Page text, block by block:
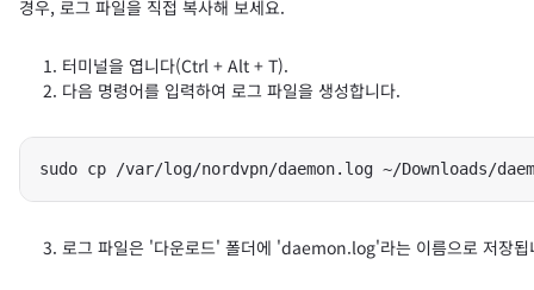
경우, 로그 파일을 직접 복사해 보세요.
터미널을 엽니다(Ctrl + Alt + T).
다음 명령어를 입력하여 로그 파일을 생성합니다.
sudo cp /var/log/nordvpn/daemon.log ~/Downloads/
로그 파일은 '다운로드' 폴더에 'daemon.log'라는 이름으로 저장됩